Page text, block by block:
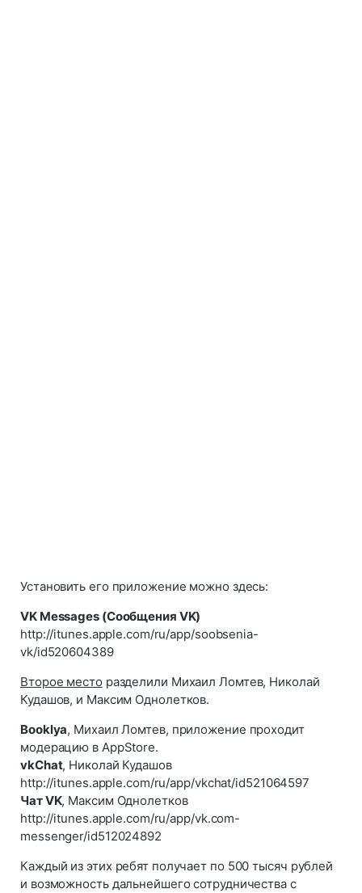
Установить его приложение можно здесь:
VK Messages (Сообщения VK)
http://itunes.apple.com/ru/app/soobsenia-
vk/id520604389
Второе место разделили Михаил Ломтев, Николай
Кудашов, и Максим Однолетков.
Booklya, Михаил Ломтев, приложение проходит
модерацию в AppStore.
vkChat, Николай Кудашов
http://itunes.apple.com/ru/app/vkchat/id521064597
Чат VK, Максим Однолетков
http://itunes.apple.com/ru/app/vk.com-
messenger/id512024892
Каждый из этих ребят получает по 500 тысяч рублей
и возможность дальнейшего сотрудничества с